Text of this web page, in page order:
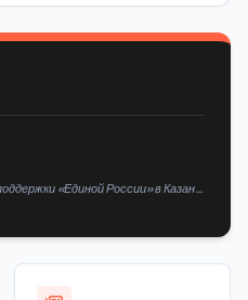
«Единой России» в Казани